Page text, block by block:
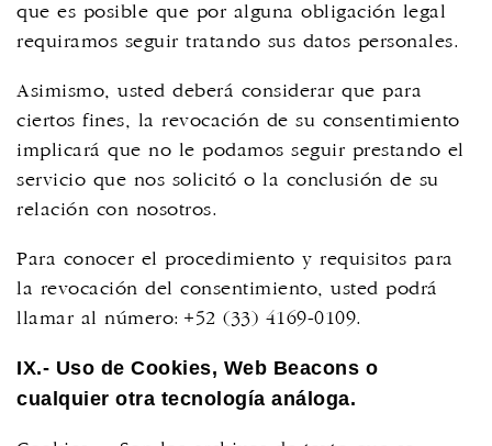
que es posible que por alguna obligación legal
requiramos seguir tratando sus datos personales.
Asimismo, usted deberá considerar que para
ciertos fines, la revocación de su consentimiento
implicará que no le podamos seguir prestando el
servicio que nos solicitó o la conclusión de su
relación con nosotros.
Para conocer el procedimiento y requisitos para
la revocación del consentimiento, usted podrá
llamar al número: +52 (33) 4169-0109.
IX.- Uso de Cookies, Web Beacons o
cualquier otra tecnología análoga.